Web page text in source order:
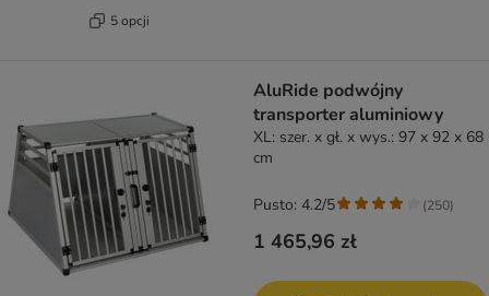
5 opcji
AluRide podwójny
transporter aluminiowy
XL: szer. x gł. x wys.: 97 x 92 x 68
cm
1 465,96 zł
Pusto: 4.2/5 (250)